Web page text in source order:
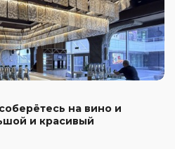
на вино и
и красивый